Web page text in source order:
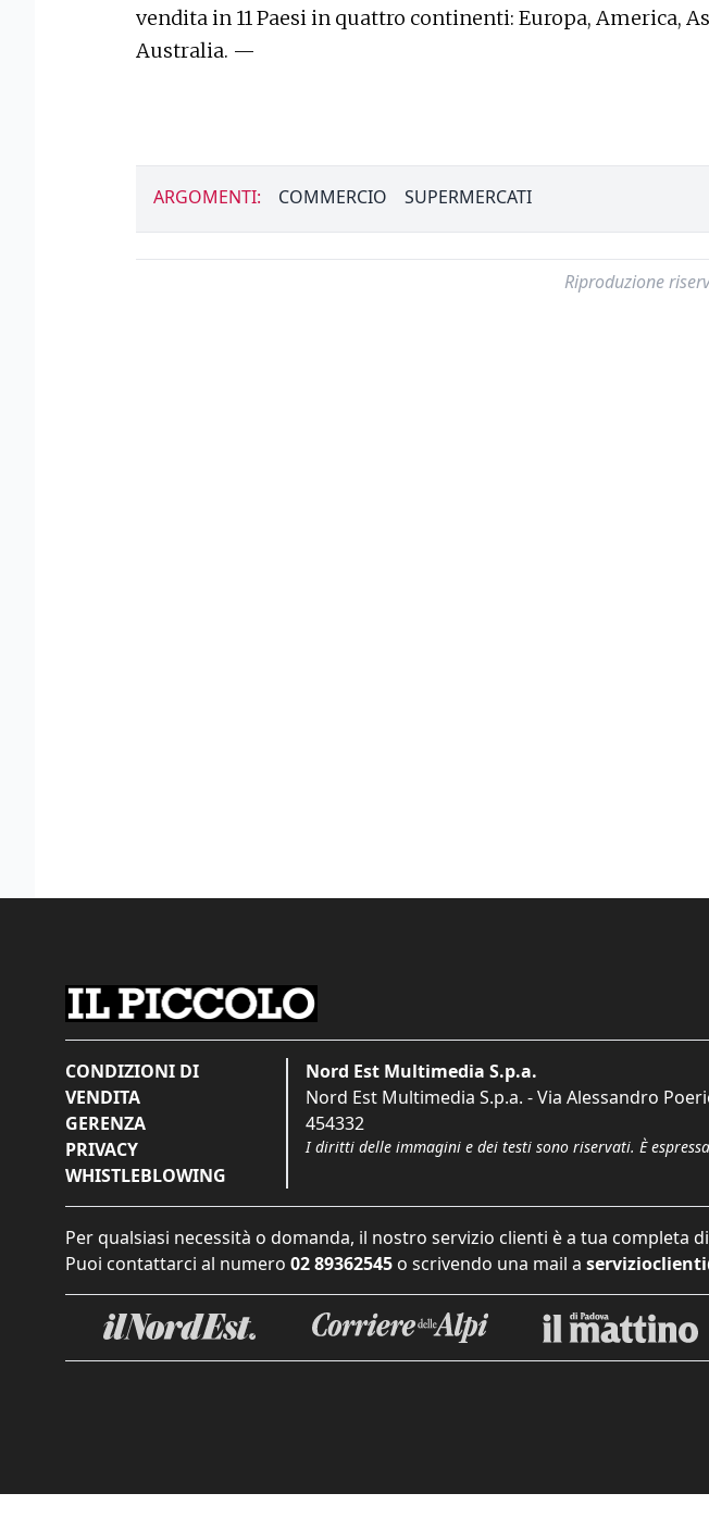
vendita in 11 Paesi in quattro continenti: Europa, America,
Australia. —
ARGOMENTI: COMMERCIO SUPERMERCATI
Riproduzione
CONDIZIONI DI
VENDITA
GERENZA
PRIVACY
WHISTLEBLOWING
Nord Est Multimedia S.p.a.
Nord Est Multimedia S.p.a. - Via Alessandro
454332
I diritti delle immagini e dei testi sono riservati. È
Per qualsiasi necessità o domanda, il nostro servizio clienti è a tua completa
Puoi contattarci al numero 02 89362545 o scrivendo una mail a